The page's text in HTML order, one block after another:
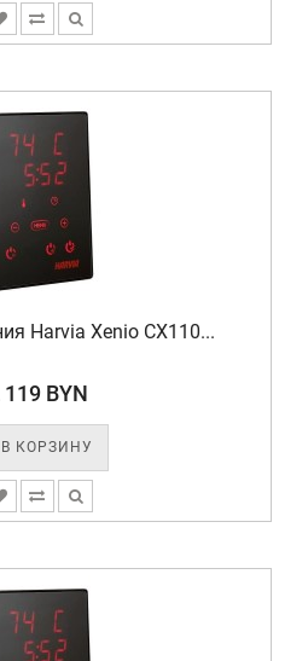
Harvia Xenio CX110...
119 BYN
В КОРЗИНУ